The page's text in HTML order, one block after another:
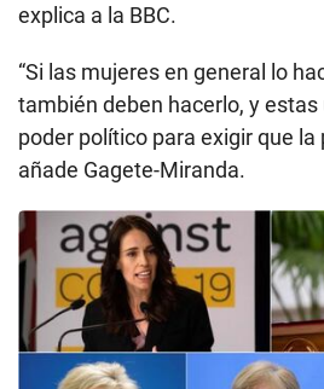
explica a la BBC.
“Si las mujeres en general lo
también deben hacerlo, y
poder político para exigir que la
añade Gagete-Miranda.